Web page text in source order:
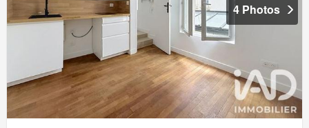
4 Photos